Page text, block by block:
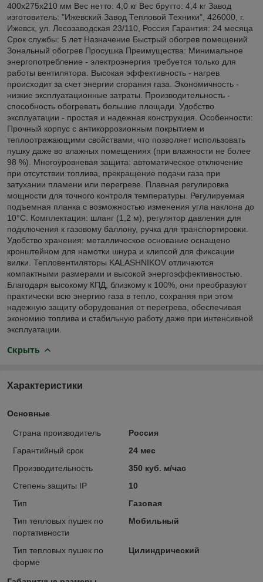
400х275х210 мм Вес нетто: 4,0 кг Вес брутто: 4,4 кг Завод
изготовитель: "Ижевский Завод Тепловой Техники", 426000, г.
Ижевск, ул. Лесозаводская 23/110, Россия Гарантия: 24 месяца
Срок службы: 5 лет Назначение Быстрый обогрев помещений
Зональный обогрев Просушка Преимущества: Минимальное
энергопотребление - электроэнергия требуется только для
работы вентилятора. Высокая эффективность - нагрев
происходит за счет энергии сгорания газа. Экономичность -
низкие эксплуатационные затраты. Производительность -
способность обогревать большие площади. Удобство
эксплуатации - простая и надежная конструкция. Особенности:
Прочный корпус с антикоррозионным покрытием и
теплоотражающими свойствами, что позволяет использовать
пушку даже во влажных помещениях (при влажности не более
98 %). Многоуровневая защита: автоматическое отключение
при отсутствии топлива, прекращение подачи газа при
затухании пламени или перегреве. Плавная регулировка
мощности для точного контроля температуры. Регулируемая
подъемная планка с возможностью изменения угла наклона до
10°C. Комплектация: шланг (1,2 м), регулятор давления для
подключения к газовому баллону, ручка для транспортировки.
Удобство хранения: металлическое основание оснащено
кронштейном для намотки шнура и клипсой для фиксации
вилки. Тепловентиляторы KALASHNIKOV отличаются
компактными размерами и высокой энергоэффективностью.
Благодаря высокому КПД, близкому к 100%, они преобразуют
практически всю энергию газа в тепло, сохраняя при этом
надежную защиту оборудования от перегрева, обеспечивая
экономию топлива и стабильную работу даже при интенсивной
эксплуатации.
Скрыть
Характеристики
Основные
Страна производитель
Россия
Гарантийный срок
24 мес
Производительность
350 куб. м/час
Степень защиты IP
10
Тип
Газовая
Тип тепловых пушек по
портативности
Мобильный
Тип тепловых пушек по
форме
Цилиндрический